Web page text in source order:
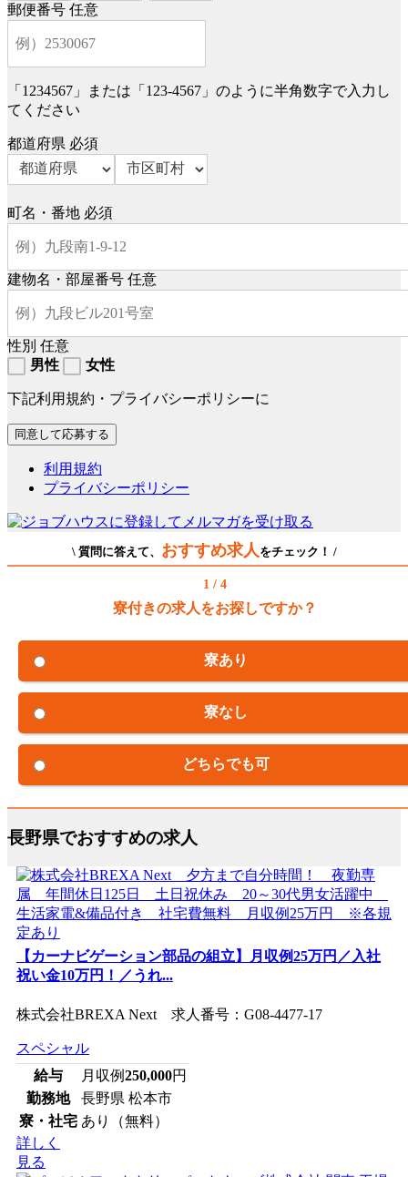
郵便番号 任意
「1234567」または「123-4567」のように半角数字で入力し
てください
都道府県 必須
町名・番地 必須
建物名・部屋番号 任意
性別 任意
男性
女性
下記利用規約・プライバシーポリシーに
利用規約
プライバシーポリシー
\ 質問に答えて、 おすすめ求人 をチェック！ /
1 / 4
寮付きの求人をお探しですか？
寮あり
寮なし
どちらでも可
長野県でおすすめの求人
【カーナビゲーション部品の組立】月収例25万円／入社
祝い金10万円！／うれ...
株式会社BREXA Next 求人番号：G08-4477-17
スペシャル
給与
月収例250,000円
勤務地
長野県 松本市
寮・社宅 あり（無料）
詳しく
見る